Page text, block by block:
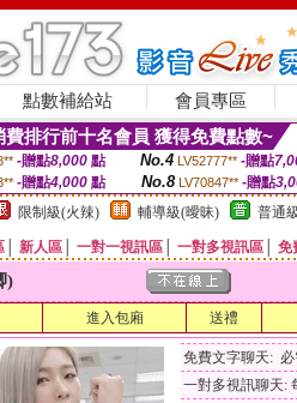
點數補給站 會員專區
費排行前十名會員 獲得免費點數~
-贈點8,000點 No.4 LV52777** -贈點
-贈點4,000 點 No.8 LV70847** -贈點
限制級(火辣) 輔導級(曖昧) 普通
新人區 一對一視訊區 一對多視訊區 免
)
進入包廂 送禮
免費文字聊天:
一對多視訊聊天: